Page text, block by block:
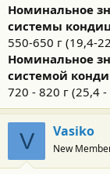
Номинальное
системы
550-650 г (19,4-
Номинальное
системой
720 - 820 г (25,4
V Vasiko
New